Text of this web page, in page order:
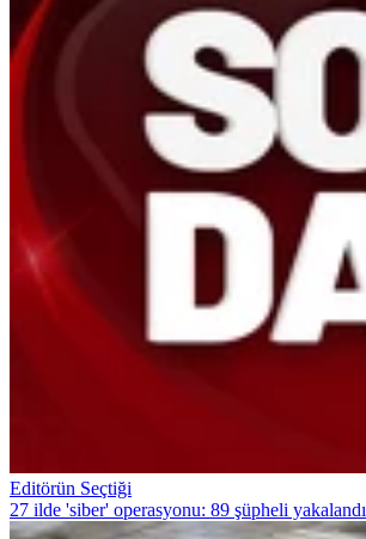
Editörün Seçtiği
27 ilde 'siber' operasyonu: 89 şüpheli yakalandı